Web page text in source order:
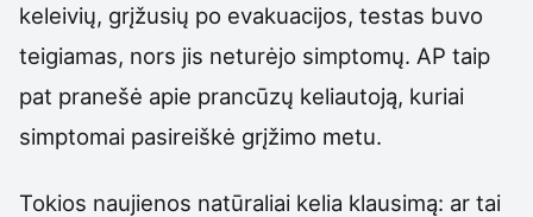
keleivių, grįžusių po evakuacijos, testas buvo
teigiamas, nors jis neturėjo simptomų. AP taip
pat pranešė apie prancūzų keliautoją, kuriai
simptomai pasireiškė grįžimo metu.
Tokios naujienos natūraliai kelia klausimą: ar tai